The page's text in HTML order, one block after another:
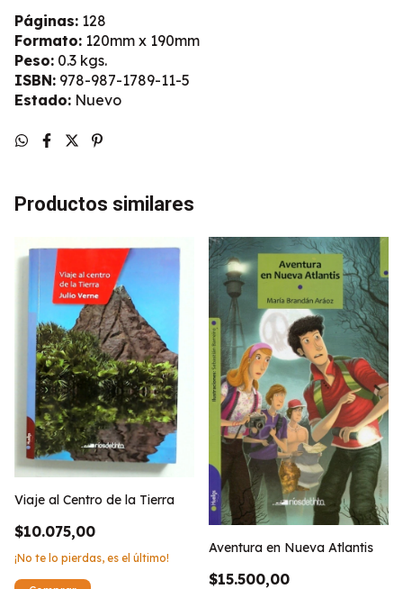
Páginas: 128
Formato: 120mm x 190mm
Peso: 0.3 kgs.
ISBN: 978-987-1789-11-5
Estado: Nuevo
Productos similares
Viaje al Centro de la Tierra
$10.075,00
¡No te lo pierdas, es el último!
Aventura en Nueva Atlantis
$15.500,00